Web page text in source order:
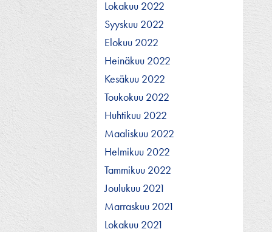
Lokakuu 2022
Syyskuu 2022
Elokuu 2022
Heinäkuu 2022
Kesäkuu 2022
Toukokuu 2022
Huhtikuu 2022
Maaliskuu 2022
Helmikuu 2022
Tammikuu 2022
Joulukuu 2021
Marraskuu 2021
Lokakuu 2021